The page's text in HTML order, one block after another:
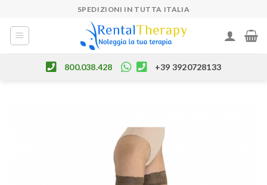
content
SPEDIZIONI IN TUTTA ITALIA
800.038.428 +39 3920728133